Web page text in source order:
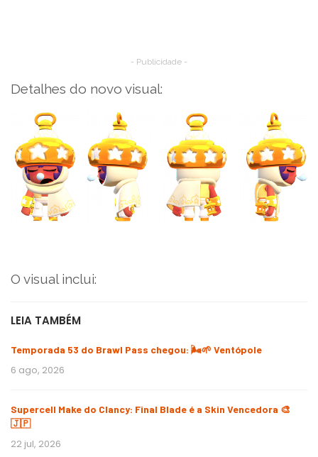
- Publicidade -
Detalhes do novo visual:
O visual inclui:
LEIA TAMBÉM
Temporada 53 do Brawl Pass chegou: 🌬️🌱 Ventópole
6 ago, 2026
Supercell Make do Clancy: Final Blade é a Skin Vencedora 🎨
🇯🇵
22 jul, 2026